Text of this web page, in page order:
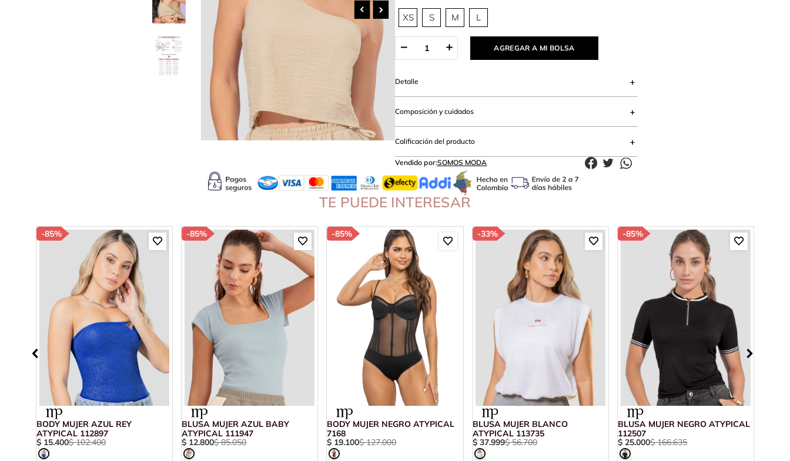
XS S M L
AGREGAR A MI BOLSA
Detalle
Composición y cuidados
Calificación del producto
Vendido por:SOMOS MODA
TE PUEDE INTERESAR
-85%
BODY MUJER AZUL REY
ATYPICAL 112897
$ 15.400$ 102.400
-85%
BLUSA MUJER AZUL BABY
ATYPICAL 111947
$ 12.800$ 85.050
-85%
BODY MUJER NEGRO ATYPICAL
7168
$ 19.100$ 127.000
-33%
BLUSA MUJER BLANCO
ATYPICAL 113735
$ 37.999$ 56.700
-85%
BLUSA MUJER NEGRO ATYPICAL
112507
$ 25.000$ 166.635
10.